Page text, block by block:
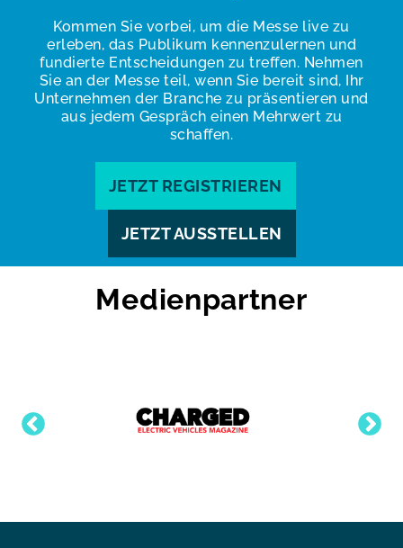
Kommen Sie vorbei, um die Messe live zu
erleben, das Publikum kennenzulernen und
fundierte Entscheidungen zu treffen. Nehmen
Sie an der Messe teil, wenn Sie bereit sind, Ihr
Unternehmen der Branche zu präsentieren und
aus jedem Gespräch einen Mehrwert zu
schaffen.
JETZT REGISTRIEREN
JETZT AUSSTELLEN
Medienpartner